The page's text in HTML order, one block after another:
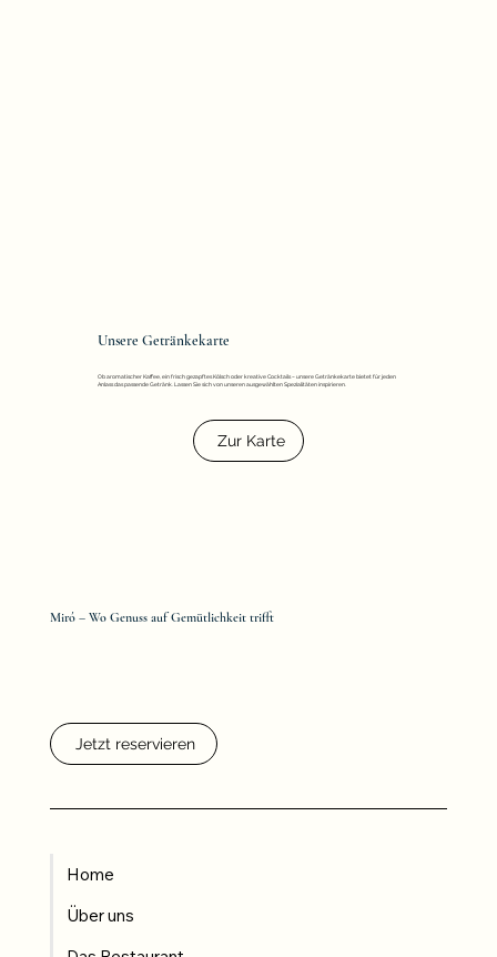
Unsere Getränkekarte
Ob aromatischer Kaffee, ein frisch gezapftes Kölsch oder kreative Cocktails – unsere Getränkekarte bietet für jeden
Anlass das passende Getränk. Lassen Sie sich von unseren ausgewählten Spezialitäten inspirieren.
Zur Karte
Miró – Wo Genuss auf Gemütlichkeit trifft
Jetzt reservieren
Home
Über uns